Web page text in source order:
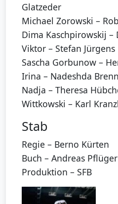
Glatzeder
Michael Zorowski –
Dima Kaschpirowskij –
Viktor – Stefan Jürgens
Sascha Gorbunow –
Irina – Nadeshda
Nadja – Theresa
Wittkowski – Karl
Stab
Regie – Berno Kürten
Buch – Andreas Pflüger
Produktion – SFB